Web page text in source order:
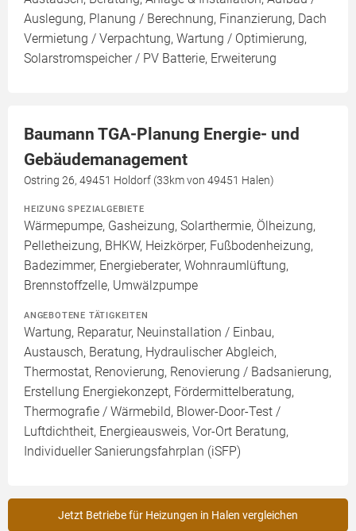
Auslegung, Planung / Berechnung, Finanzierung, Dach
Vermietung / Verpachtung, Wartung / Optimierung,
Solarstromspeicher / PV Batterie, Erweiterung
Baumann TGA-Planung Energie- und
Gebäudemanagement
Ostring 26, 49451 Holdorf (33km von 49451 Halen)
HEIZUNG SPEZIALGEBIETE
Wärmepumpe, Gasheizung, Solarthermie, Ölheizung,
Pelletheizung, BHKW, Heizkörper, Fußbodenheizung,
Badezimmer, Energieberater, Wohnraumlüftung,
Brennstoffzelle, Umwälzpumpe
ANGEBOTENE TÄTIGKEITEN
Wartung, Reparatur, Neuinstallation / Einbau,
Austausch, Beratung, Hydraulischer Abgleich,
Thermostat, Renovierung, Renovierung / Badsanierung,
Erstellung Energiekonzept, Fördermittelberatung,
Thermografie / Wärmebild, Blower-Door-Test /
Luftdichtheit, Energieausweis, Vor-Ort Beratung,
Individueller Sanierungsfahrplan (iSFP)
Jetzt Betriebe für Heizungen in Halen vergleichen